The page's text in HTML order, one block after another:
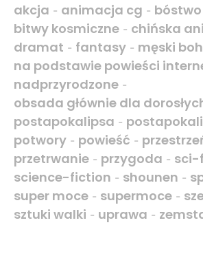
akcja - animacja cg - bóstwo
bitwy kosmiczne - chińska
dramat - fantasy - męski
na podstawie powieści
nadprzyrodzone -
obsada głównie dla
postapokalipsa -
potwory - powieść -
przetrwanie - przygoda - sci-
science-fiction - shounen -
super moce - supermoce -
sztuki walki - uprawa -